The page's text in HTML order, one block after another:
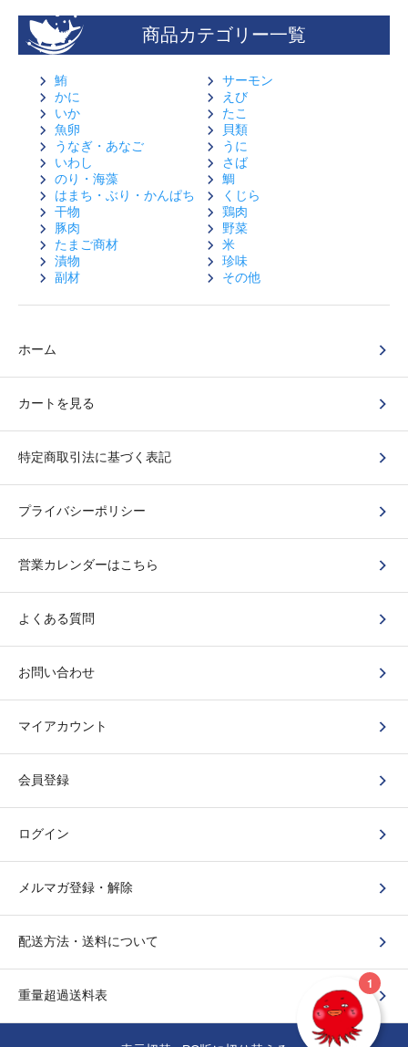
商品カテゴリー一覧
鮪
サーモン
かに
えび
いか
たこ
魚卵
貝類
うなぎ・あなご
うに
いわし
さば
のり・海藻
鯛
はまち・ぶり・かんぱち
くじら
干物
鶏肉
豚肉
野菜
たまご商材
米
漬物
珍味
副材
その他
ホーム
カートを見る
特定商取引法に基づく表記
プライバシーポリシー
営業カレンダーはこちら
よくある質問
お問い合わせ
マイアカウント
会員登録
ログイン
メルマガ登録・解除
配送方法・送料について
重量超過送料表